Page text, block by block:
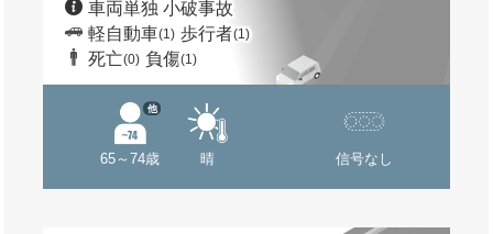
車両単独 小破事故
軽自動車(1) 歩行者(1)
死亡(0) 負傷(1)
65～74歳
他
晴 信号なし